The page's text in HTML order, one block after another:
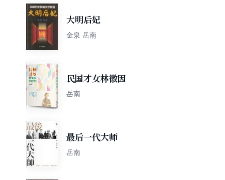
大明后妃
金泉 岳南
民国才女林徽因
岳南
最后一代大师
岳南